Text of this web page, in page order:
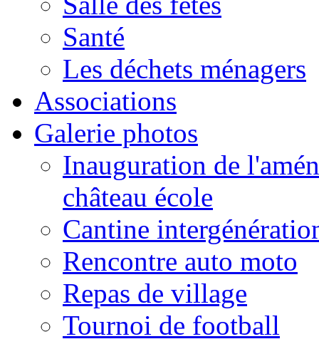
Santé
Les déchets ménagers
Associations
Galerie photos
Inauguration de
château école
Cantine
Rencontre auto moto
Repas de village
Tournoi de football